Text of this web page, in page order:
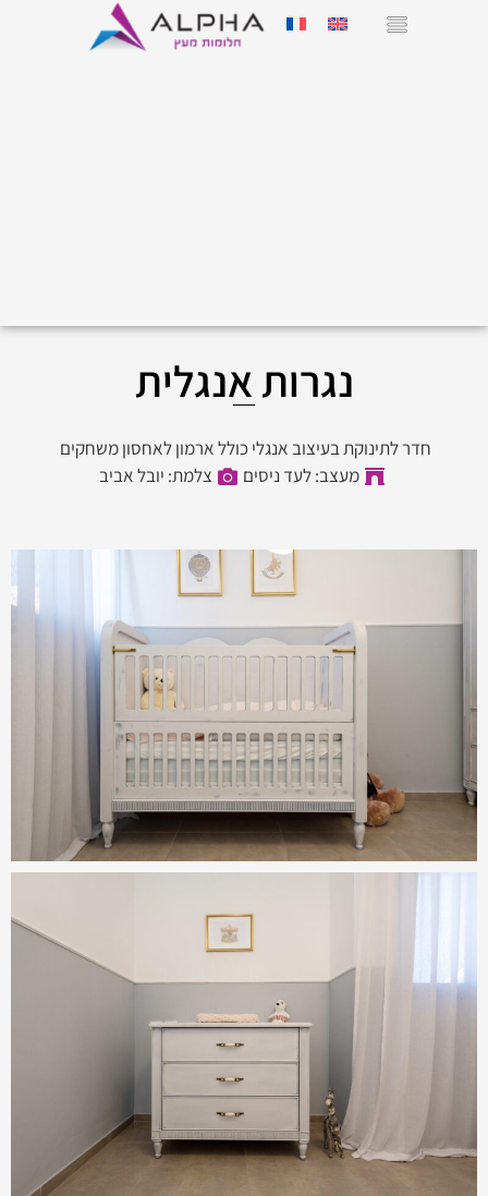
נגרות אנגלית
חדר לתינוקת בעיצוב אנגלי כולל ארמון לאחסון משחקים
מעצב: לעד ניסים
צלמת: יובל אביב